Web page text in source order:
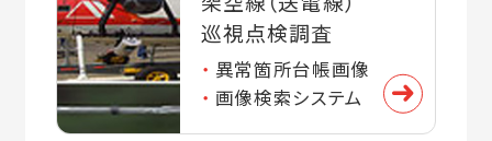
巡視点検調査
異常箇所台帳画像
画像検索システム